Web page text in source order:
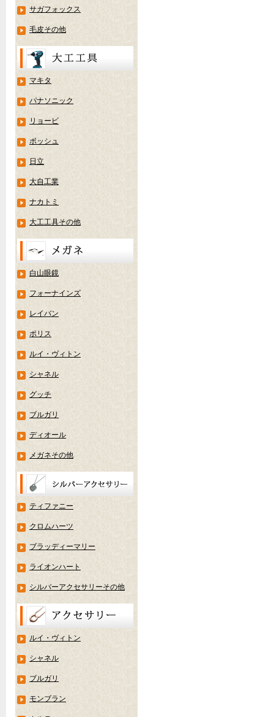
サガフォックス
毛皮その他
マキタ
パナソニック
リョービ
ボッシュ
日立
大自工業
ナカトミ
大工工具その他
白山眼鏡
フォーナインズ
レイバン
ポリス
ルイ・ヴィトン
シャネル
グッチ
ブルガリ
ディオール
メガネその他
ティファニー
クロムハーツ
ブラッディーマリー
ライオンハート
シルバーアクセサリーその他
ルイ・ヴィトン
シャネル
ブルガリ
モンブラン